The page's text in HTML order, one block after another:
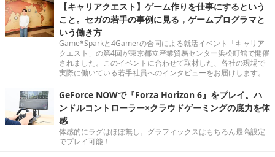
【キャリアクエスト】ゲーム作りを仕事にするという
こと。セガの若手の事例に見る，ゲームプログラマと
いう働き方
Game*Sparkと4Gamerの合同による就活イベント「キャリア
クエスト」の第4回が東京都立産業貿易センター浜松町館で開催
されました。このイベントに合わせて取材した、各社の現場で
実際に働いている若手社員へのインタビューをお届けします。
GeForce NOWで『Forza Horizon 6』をプレイ。ハ
ンドルコントローラー×クラウドゲーミングの底力を体
感
体感的にラグはほぼ無し。グラフィックスはもちろん最高設定
でプレイ可能！